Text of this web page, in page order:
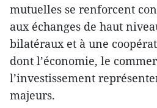
mutuelles se renforcent
aux échanges de haut
bilatéraux et à une
dont l’économie, le
l’investissement
majeurs.